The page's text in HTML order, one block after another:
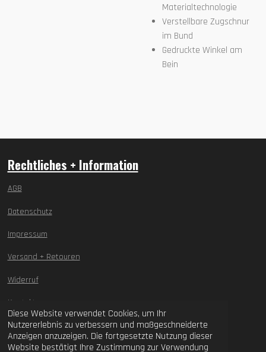
Diese Website verwendet Cookies, um Ihr
Nutzererlebnis zu verbessern und maßgeschneiderte
Anzeigen anzuzeigen. Die fortgesetzte Nutzung dieser
Website bestätigt Ihre Zustimmung zur Verwendung
Materialtechnologie
Verstellbare Zugschnur
im Bund
Gedruckte Winkel am
Bein
Rechtliches + Information
AGB
Datenschutz
Impressum
Versand + Retouren
Widerruf
Kontakt
© 2021 - 2026 ASF Amateursport Fanartikel